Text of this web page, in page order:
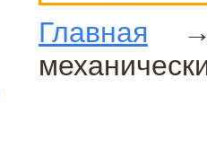
Главная